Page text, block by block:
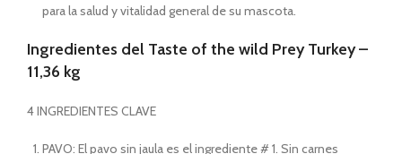
para la salud y vitalidad general de su mascota.
Ingredientes del Taste of the wild Prey Turkey –
11,36 kg
4 INGREDIENTES CLAVE
PAVO: El pavo sin jaula es el ingrediente # 1. Sin carnes